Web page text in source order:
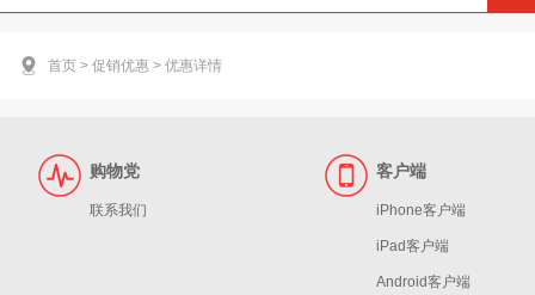
首页 > 促销优惠 > 优惠详情
购物党
联系我们
客户端
iPhone客户端
iPad客户端
Android客户端